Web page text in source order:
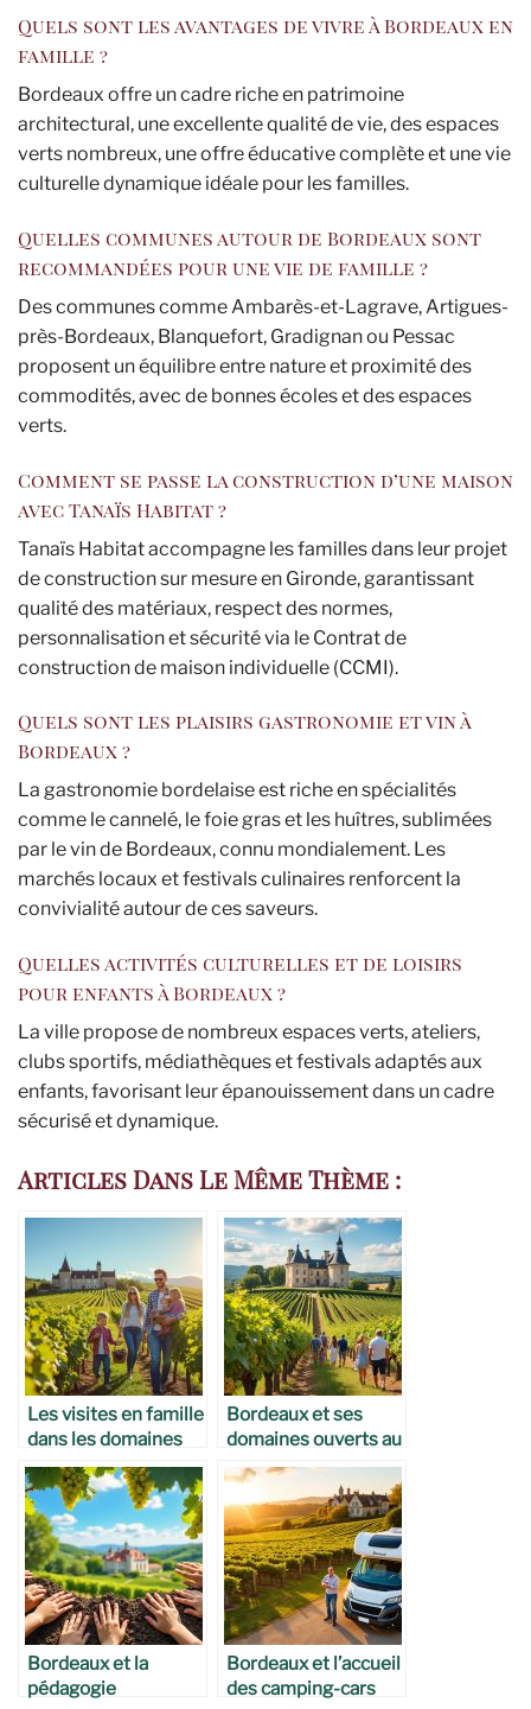
Quels sont les avantages de vivre à Bordeaux en
famille ?
Bordeaux offre un cadre riche en patrimoine
architectural, une excellente qualité de vie, des espaces
verts nombreux, une offre éducative complète et une vie
culturelle dynamique idéale pour les familles.
Quelles communes autour de Bordeaux sont
recommandées pour une vie de famille ?
Des communes comme Ambarès-et-Lagrave, Artigues-
près-Bordeaux, Blanquefort, Gradignan ou Pessac
proposent un équilibre entre nature et proximité des
commodités, avec de bonnes écoles et des espaces
verts.
Comment se passe la construction d’une maison
avec Tanaïs Habitat ?
Tanaïs Habitat accompagne les familles dans leur projet
de construction sur mesure en Gironde, garantissant
qualité des matériaux, respect des normes,
personnalisation et sécurité via le Contrat de
construction de maison individuelle (CCMI).
Quels sont les plaisirs gastronomie et vin à
Bordeaux ?
La gastronomie bordelaise est riche en spécialités
comme le cannelé, le foie gras et les huîtres, sublimées
par le vin de Bordeaux, connu mondialement. Les
marchés locaux et festivals culinaires renforcent la
convivialité autour de ces saveurs.
Quelles activités culturelles et de loisirs
pour enfants à Bordeaux ?
La ville propose de nombreux espaces verts, ateliers,
clubs sportifs, médiathèques et festivals adaptés aux
enfants, favorisant leur épanouissement dans un cadre
sécurisé et dynamique.
Articles Dans Le Même Thème :
Les visites en famille
dans les domaines
bordelais
Bordeaux et ses
domaines ouverts au
grand public
Bordeaux et la
pédagogie
Bordeaux et l’accueil
des camping-cars